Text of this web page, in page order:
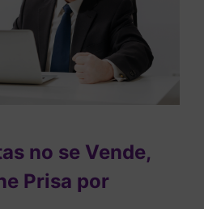
no se Vende,
Prisa por